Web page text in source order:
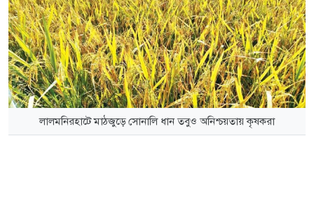
লালমনিরহাটে মাঠজুড়ে সোনালি ধান তবুও অনিশ্চয়তায় কৃষকরা